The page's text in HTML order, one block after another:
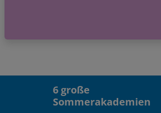
6 große
Sommerakademien